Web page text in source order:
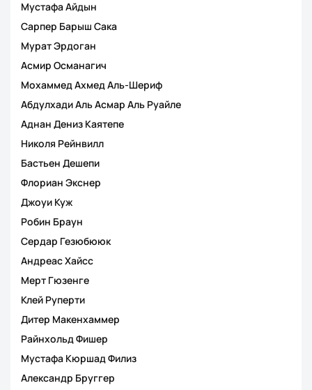
Мустафа Айдын
Сарпер Барыш Сака
Мурат Эрдоган
Асмир Османагич
Мохаммед Ахмед Аль-Шериф
Абдулхади Аль Асмар Аль Руайле
Аднан Дениз Каятепе
Николя Рейнвилл
Бастьен Дешепи
Флориан Экснер
Джоуи Куж
Робин Браун
Сердар Гезюбююк
Андреас Хайсс
Мерт Гюзенге
Клей Руперти
Дитер Макенхаммер
Райнхольд Фишер
Мустафа Кюршад Филиз
Александр Бруггер